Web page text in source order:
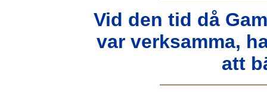
Vid den tid då
var verksamma,
att